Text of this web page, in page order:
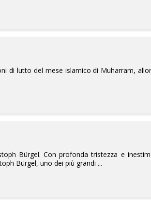
di lutto del mese islamico di Muharram,
Bürgel. Con profonda tristezza e
Bürgel, uno dei più grandi ...